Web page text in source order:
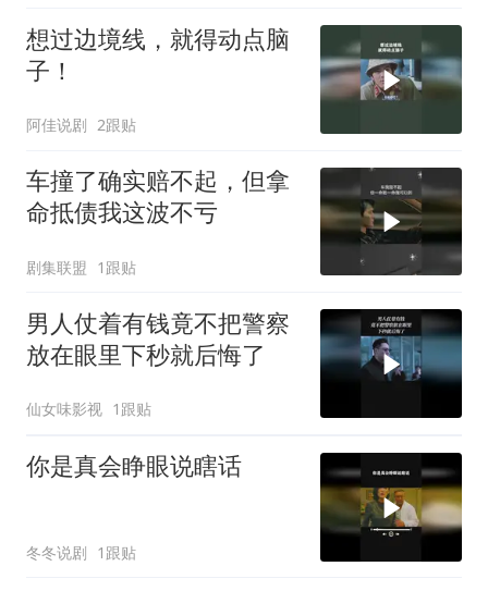
想过边境线，就得动点脑
子！
阿佳说剧 2跟贴
车撞了确实赔不起，但拿
命抵债我这波不亏
剧集联盟 1跟贴
男人仗着有钱竟不把警察
放在眼里下秒就后悔了
仙女味影视 1跟贴
你是真会睁眼说瞎话
冬冬说剧 1跟贴